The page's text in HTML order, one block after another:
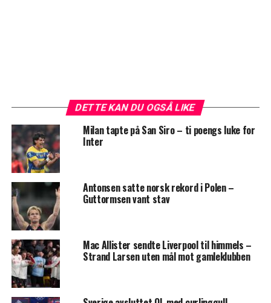
DETTE KAN DU OGSÅ LIKE
Milan tapte på San Siro – ti poengs luke for
Inter
Antonsen satte norsk rekord i Polen –
Guttormsen vant stav
Mac Allister sendte Liverpool til himmels –
Strand Larsen uten mål mot gamleklubben